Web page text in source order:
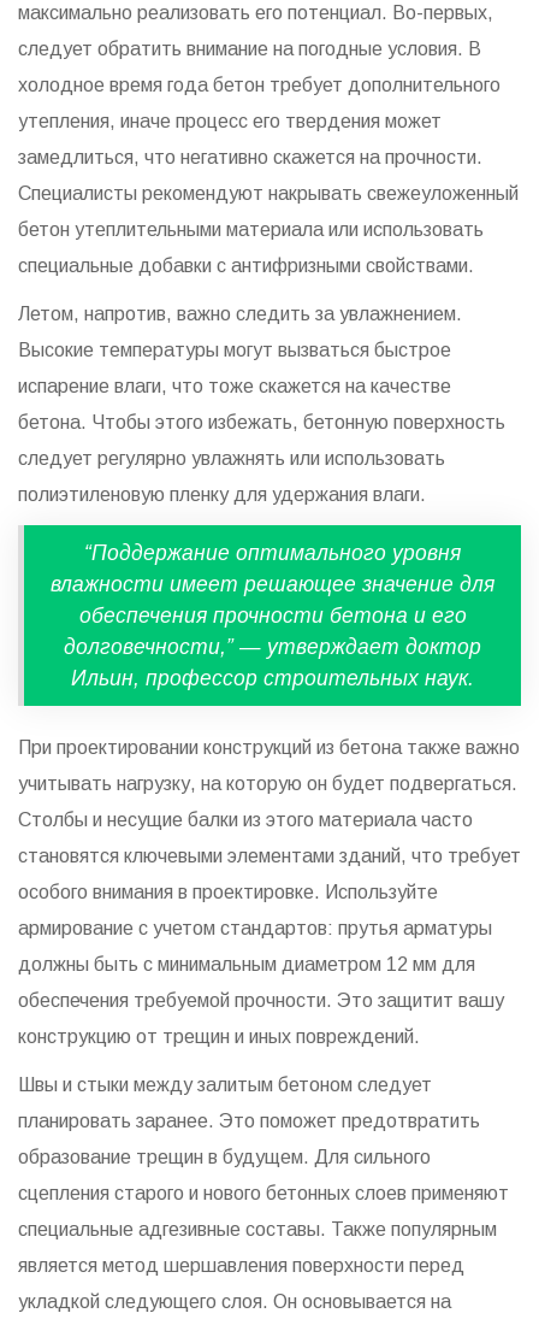
максимально реализовать его потенциал. Во-первых,
следует обратить внимание на погодные условия. В
холодное время года бетон требует дополнительного
утепления, иначе процесс его твердения может
замедлиться, что негативно скажется на прочности.
Специалисты рекомендуют накрывать свежеуложенный
бетон утеплительными материала или использовать
специальные добавки с антифризными свойствами.
Летом, напротив, важно следить за увлажнением.
Высокие температуры могут вызваться быстрое
испарение влаги, что тоже скажется на качестве
бетона. Чтобы этого избежать, бетонную поверхность
следует регулярно увлажнять или использовать
полиэтиленовую пленку для удержания влаги.
“Поддержание оптимального уровня
влажности имеет решающее значение для
обеспечения прочности бетона и его
долговечности,” — утверждает доктор
Ильин, профессор строительных наук.
При проектировании конструкций из бетона также важно
учитывать нагрузку, на которую он будет подвергаться.
Столбы и несущие балки из этого материала часто
становятся ключевыми элементами зданий, что требует
особого внимания в проектировке. Используйте
армирование с учетом стандартов: прутья арматуры
должны быть с минимальным диаметром 12 мм для
обеспечения требуемой прочности. Это защитит вашу
конструкцию от трещин и иных повреждений.
Швы и стыки между залитым бетоном следует
планировать заранее. Это поможет предотвратить
образование трещин в будущем. Для сильного
сцепления старого и нового бетонных слоев применяют
специальные адгезивные составы. Также популярным
является метод шершавления поверхности перед
укладкой следующего слоя. Он основывается на